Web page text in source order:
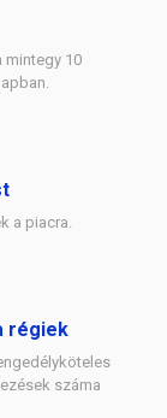
mintegy 10
a piacra.
régiek
száma